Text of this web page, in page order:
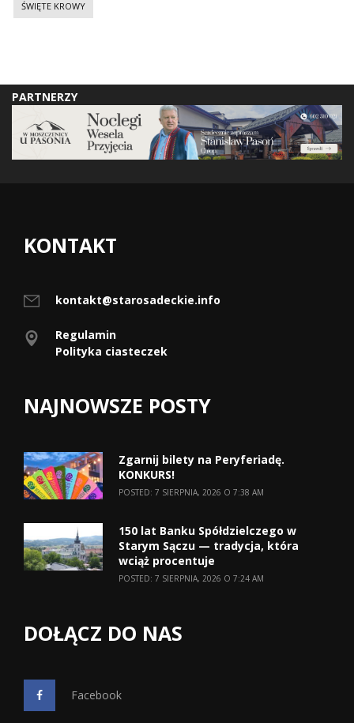
ŚWIĘTE KROWY
PARTNERZY
KONTAKT
kontakt@starosadeckie.info
Regulamin
Polityka ciasteczek
NAJNOWSZE POSTY
Zgarnij bilety na Peryferiadę.
KONKURS!
POSTED: 7 SIERPNIA, 2026 O 7:38 AM
150 lat Banku Spółdzielczego w
Starym Sączu — tradycja, która
wciąż procentuje
POSTED: 7 SIERPNIA, 2026 O 7:24 AM
DOŁĄCZ DO NAS
Facebook